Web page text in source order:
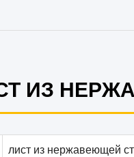
ИЗ
лист из нержавеющей